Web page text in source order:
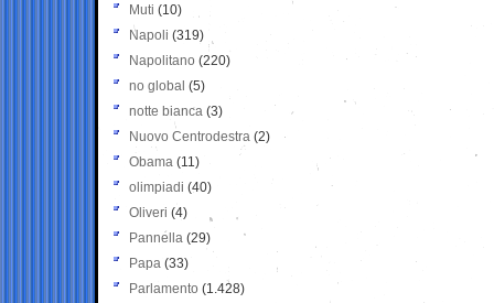
Muti (10)
Napoli (319)
Napolitano (220)
no global (5)
notte bianca (3)
Nuovo Centrodestra (2)
Obama (11)
olimpiadi (40)
Oliveri (4)
Pannella (29)
Papa (33)
Parlamento (1.428)